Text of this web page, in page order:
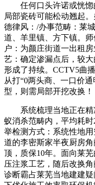
任何口头许诺或恍惚
局部瓷砖可能松动翘起
德律风：/办事范畴：莱
道、羊里镇、方下镇。
户：为颜庄街道一出租
艺：确定渗漏点后，较
形成了持续。CCTV5曲
从打“0两头商、一口价
型，则需局部开挖改换！
系统梳理当地正在精
蚁消杀范畴内，平均耗
举检测方式：系统性地
道的李密斯家半夜厨房
顶，质保10年。面向莱
压注浆工艺，随后改换
诊断霸占莱芜当地建建